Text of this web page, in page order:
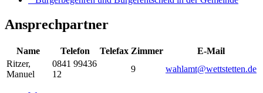
Ansprechpartner
Name Telefon Telefax Zimmer
E-Mail
Ritzer,
Manuel
0841 99436
12
9 wahlamt@wettstetten.de